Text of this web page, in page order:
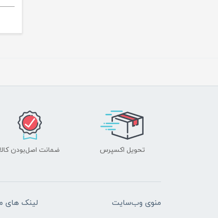
تحویل اکسپرس ضمانت اصل‌بودن کالا
منوی وب‌سایت لینک های